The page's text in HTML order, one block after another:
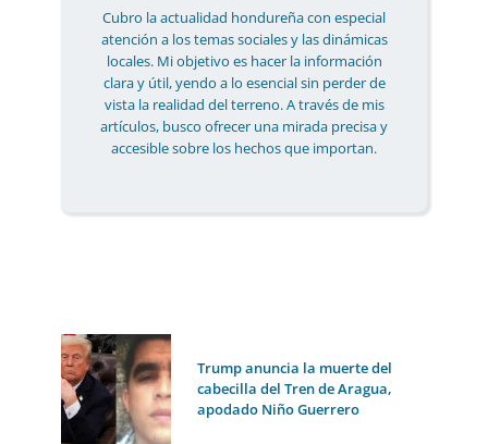
Cubro la actualidad hondureña con especial
atención a los temas sociales y las dinámicas
locales. Mi objetivo es hacer la información
clara y útil, yendo a lo esencial sin perder de
vista la realidad del terreno. A través de mis
artículos, busco ofrecer una mirada precisa y
accesible sobre los hechos que importan.
Trump anuncia la muerte del
cabecilla del Tren de Aragua,
apodado Niño Guerrero